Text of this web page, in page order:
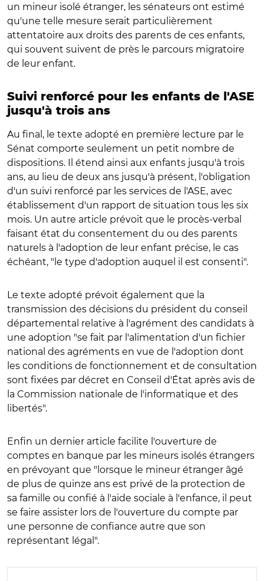
un mineur isolé étranger, les sénateurs ont estimé
qu'une telle mesure serait particulièrement
attentatoire aux droits des parents de ces enfants,
qui souvent suivent de près le parcours migratoire
de leur enfant.
Suivi renforcé pour les enfants de l'ASE
jusqu'à trois ans
Au final, le texte adopté en première lecture par le
Sénat comporte seulement un petit nombre de
dispositions. Il étend ainsi aux enfants jusqu'à trois
ans, au lieu de deux ans jusqu'à présent, l'obligation
d'un suivi renforcé par les services de l'ASE, avec
établissement d'un rapport de situation tous les six
mois. Un autre article prévoit que le procès-verbal
faisant état du consentement du ou des parents
naturels à l'adoption de leur enfant précise, le cas
échéant, "le type d'adoption auquel il est consenti".
Le texte adopté prévoit également que la
transmission des décisions du président du conseil
départemental relative à l'agrément des candidats à
une adoption "se fait par l'alimentation d'un fichier
national des agréments en vue de l'adoption dont
les conditions de fonctionnement et de consultation
sont fixées par décret en Conseil d'État après avis de
la Commission nationale de l'informatique et des
libertés".
Enfin un dernier article facilite l'ouverture de
comptes en banque par les mineurs isolés étrangers
en prévoyant que "lorsque le mineur étranger âgé
de plus de quinze ans est privé de la protection de
sa famille ou confié à l'aide sociale à l'enfance, il peut
se faire assister lors de l'ouverture du compte par
une personne de confiance autre que son
représentant légal".